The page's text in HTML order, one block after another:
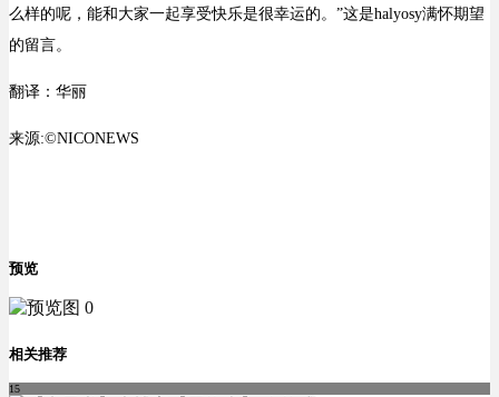
么样的呢， 能和大家一起享受快乐是很幸运的 。”这是halyosy满怀期望
的留言。
翻译：华丽
来源:©NICONEWS
预览
相关推荐
15